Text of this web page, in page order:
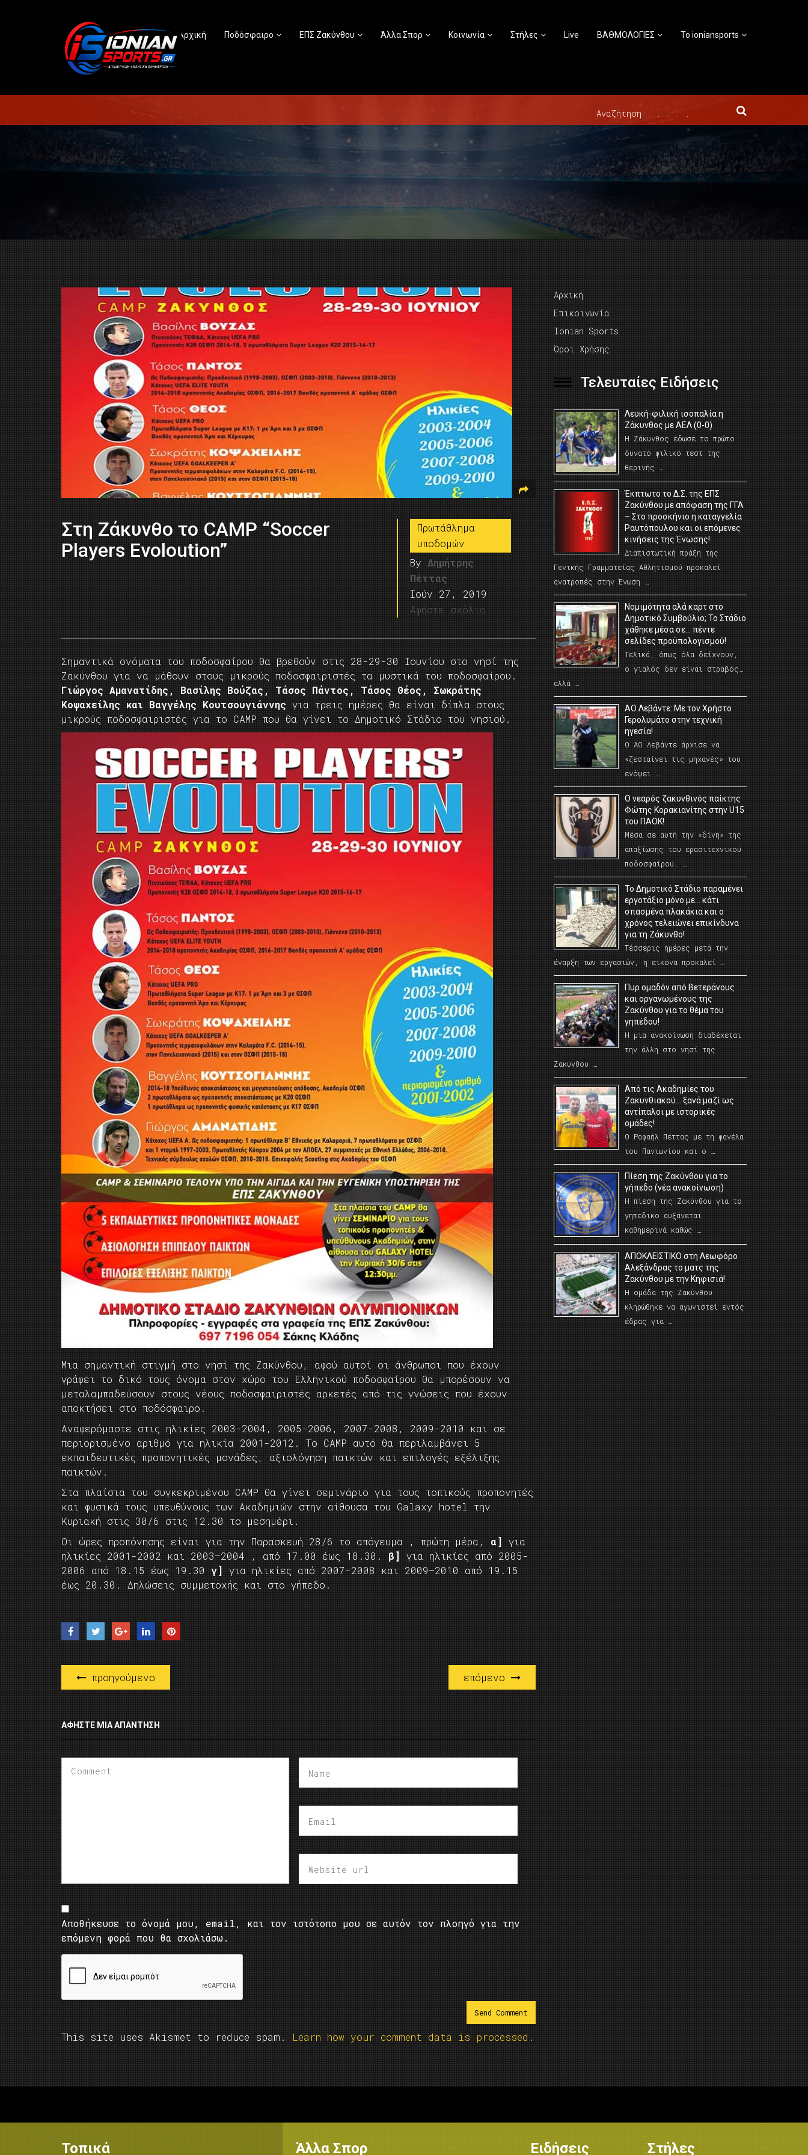
Αρχική Ποδόσφαιρο ΕΠΣ Ζακύνθου Άλλα Σπορ Κοινωνία Στήλες Live ΒΑΘΜΟΛΟΓΙΕΣ Το ioniansports
Στη Ζάκυνθο το CAMP “Soccer
Players Evoloution”
Πρωτάθλημα
υποδομών
By Δημήτρης
Πέττας
Ιούν 27, 2019
Αφήστε σχόλιο
Σημαντικά ονόματα του ποδοσφαίρου θα βρεθούν στις 28-29-30 Ιουνίου στο νησί της
Ζακύνθου για να μάθουν στους μικρούς ποδοσφαιριστές τα μυστικά του ποδοσφαίρου.
Γιώργος Αμανατίδης, Βασίλης Βούζας, Τάσος Πάντος, Τάσος Θέος, Σωκράτης
Κοψαχείλης και Βαγγέλης Κουτσουγιάννης για τρεις ημέρες θα είναι δίπλα στους
μικρούς ποδοσφαιριστές για το CAMP που θα γίνει το Δημοτικό Στάδιο του νησιού.
Μια σημαντική στιγμή στο νησί της Ζακύνθου, αφού αυτοί οι άνθρωποι που έχουν
γράφει το δικό τους όνομα στον χώρο του Ελληνικού ποδοσφαίρου θα μπορέσουν να
μεταλαμπαδεύσουν στους νέους ποδοσφαιριστές αρκετές από τις γνώσεις που έχουν
αποκτήσει στο ποδόσφαιρο.
Αναφερόμαστε στις ηλικίες 2003-2004, 2005-2006, 2007-2008, 2009-2010 και σε
περιορισμένο αριθμό για ηλικία 2001-2012. Το CAMP αυτό θα περιλαμβάνει 5
εκπαιδευτικές προπονητικές μονάδες, αξιολόγηση παικτών και επιλογές εξέλιξης
παικτών.
Στα πλαίσια του συγκεκριμένου CAMP θα γίνει σεμινάριο για τους τοπικούς προπονητές
και φυσικά τους υπευθύνους των Ακαδημιών στην αίθουσα του Galaxy hotel την
Κυριακή στις 30/6 στις 12.30 το μεσημέρι.
Οι ώρες προπόνησης είναι για την Παρασκευή 28/6 το απόγευμα , πρώτη μέρα, α]
για
ηλικίες 2001-2002 και 2003–2004 , από 17.00 έως 18.30. β]
για ηλικίες από 2005-
2006 από 18.15 έως 19.30 γ]
για ηλικίες από 2007-2008 και 2009–2010 από 19.15
έως 20.30. Δηλώσεις συμμετοχής και στο γήπεδο.
προηγούμενο επόμενο
ΑΦΉΣΤΕ ΜΙΑ ΑΠΆΝΤΗΣΗ
Αποθήκευσε το όνομά μου, email, και τον ιστότοπο μου σε αυτόν τον πλοηγό για την
επόμενη φορά που θα σχολιάσω.
This site uses Akismet to reduce spam. Learn how your comment data is processed.
Αρχική
Επικοινωνία
Ionian Sports
Όροι Χρήσης
Τελευταίες Ειδήσεις
Λευκή-φιλική ισοπαλία η
Ζάκυνθος με ΑΕΛ (0-0)
Η Ζάκυνθος έδωσε το πρώτο
δυνατό φιλικό τεστ της
θερινής …
Έκπτωτο το Δ.Σ. της ΕΠΣ
Ζακύνθου με απόφαση της ΓΓΑ
– Στο προσκήνιο η καταγγελία
Ραυτόπουλου και οι επόμενες
κινήσεις της Ένωσης!
Διαπιστωτική πράξη της
Γενικής Γραμματείας Αθλητισμού προκαλεί
ανατροπές στην Ένωση …
Νομιμότητα αλά καρτ στο
Δημοτικό Συμβούλιο; Το Στάδιο
χάθηκε μέσα σε… πέντε
σελίδες προϋπολογισμού!
Τελικά, όπως όλα δείχνουν,
ο γιαλός δεν είναι στραβός…
αλλά …
ΑΟ Λεβάντε: Με τον Χρήστο
Γερολυμάτο στην τεχνική
ηγεσία!
Ο ΑΟ Λεβάντε άρχισε να
«ζεσταίνει τις μηχανές» του
ενόψει …
O νεαρός ζακυνθινός παίκτης
Φώτης Κορακιανίτης στην U15
του ΠΑΟΚ!
Μέσα σε αυτή την «δίνη» της
απαξίωσης του ερασιτεχνικού
ποδοσφαίρου. …
Το Δημοτικό Στάδιο παραμένει
εργοτάξιο μόνο με… κάτι
σπασμένα πλακάκια και ο
χρόνος τελειώνει επικίνδυνα
για τη Ζάκυνθο!
Τέσσερις ημέρες μετά την
έναρξη των εργασιών, η εικόνα προκαλεί …
Πυρ ομαδόν από Βετεράνους
και οργανωμένους της
Ζακύνθου για το θέμα του
γηπέδου!
Η μια ανακοίνωση διαδέχεται
την άλλη στο νησί της
Ζακύνθου …
Από τις Ακαδημίες του
Ζακυνθιακού… ξανά μαζί ως
αντίπαλοι με ιστορικές
ομάδες!
Ο Ραφαήλ Πέττας με τη φανέλα
του Πανιωνίου και ο …
Πίεση της Ζακύνθου για το
γήπεδο (νέα ανακοίνωση)
Η πίεση της Ζακύνθου για το
γηπεδικο αυξάνεται
καθημερινά καθώς …
AΠΟΚΛΕΙΣΤΙΚΟ στη Λεωφόρο
Αλεξάνδρας το ματς της
Ζακύνθου με την Κηφισιά!
Η ομάδα της Ζακύνθου
κληρώθηκε να αγωνιστεί εντός
έδρας για …
Τοπικά Άλλα Σπορ Ειδήσεις Στήλες